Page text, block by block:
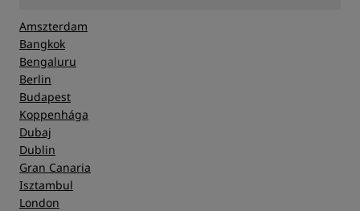
Amszterdam
Bangkok
Bengaluru
Berlin
Budapest
Koppenhága
Dubaj
Dublin
Gran Canaria
Isztambul
London